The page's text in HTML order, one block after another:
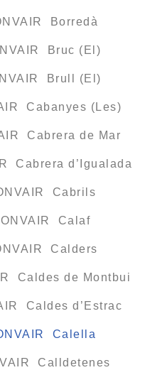
Borredà
Bruc (El)
Brull (El)
Cabanyes (Les)
Cabrera de Mar
Cabrera d’Igualada
Cabrils
Calaf
Calders
Caldes de Montbui
Caldes d’Estrac
Calella
Calldetenes